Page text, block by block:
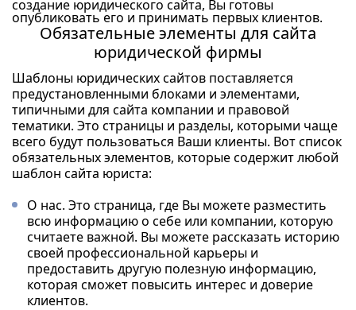
создание юридического сайта, Вы готовы
опубликовать его и принимать первых клиентов.
Обязательные элементы для сайта
юридической фирмы
Шаблоны юридических сайтов поставляется
предустановленными блоками и элементами,
типичными для сайта компании и правовой
тематики. Это страницы и разделы, которыми чаще
всего будут пользоваться Ваши клиенты. Вот список
обязательных элементов, которые содержит любой
шаблон сайта юриста:
О нас. Это страница, где Вы можете разместить
всю информацию о себе или компании, которую
считаете важной. Вы можете рассказать историю
своей профессиональной карьеры и
предоставить другую полезную информацию,
которая сможет повысить интерес и доверие
клиентов.